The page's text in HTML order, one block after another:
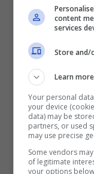
ed
anche
disposizioni
normative di
dei beni
Infine, il
obiettivo
content
services
Store and/
Learn more
Your personal
your device
data) may be
partners, or used
may use precise
Some vendors
of legitimate
your options